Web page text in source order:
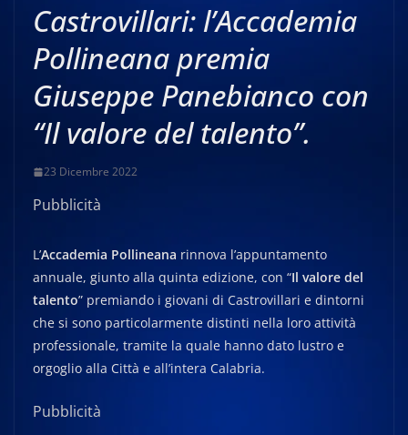
Castrovillari: l’Accademia
Pollineana premia
Giuseppe Panebianco con
“Il valore del talento”.
23 Dicembre 2022
Pubblicità
L’Accademia Pollineana rinnova l’appuntamento
annuale, giunto alla quinta edizione, con “Il valore del
talento” premiando i giovani di Castrovillari e dintorni
che si sono particolarmente distinti nella loro attività
professionale, tramite la quale hanno dato lustro e
orgoglio alla Città e all’intera Calabria.
Pubblicità